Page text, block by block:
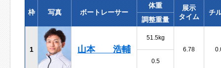
枠 写真 ボートレーサー
体重
展示
タイム
チ
調整重量
1 山本 浩輔
51.5kg
6.78
0.5